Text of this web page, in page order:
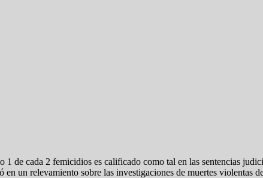
1 de cada 2 femicidios es calificado como tal en las sentencias
un relevamiento sobre las investigaciones de muertes violentas